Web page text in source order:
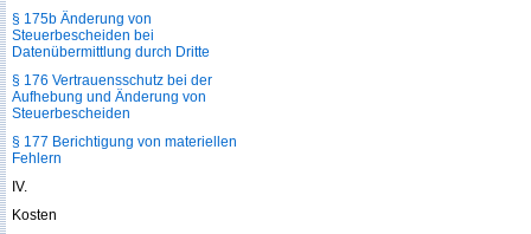
§ 175b Änderung von
Steuerbescheiden bei
Datenübermittlung durch Dritte
§ 176 Vertrauensschutz bei der
Aufhebung und Änderung von
Steuerbescheiden
§ 177 Berichtigung von materiellen
Fehlern
IV.
Kosten